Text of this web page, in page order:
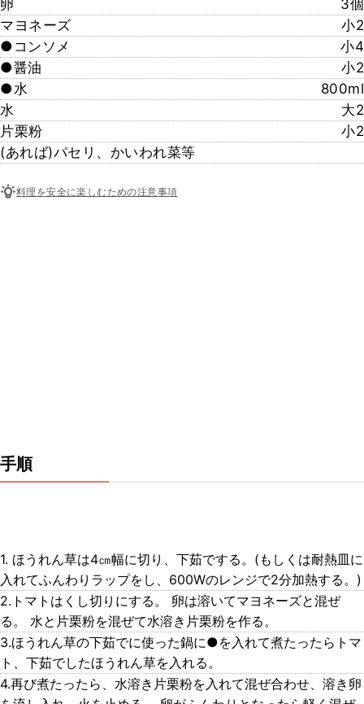
卵
3個
マヨネーズ
小2
●コンソメ
小4
●醤油
小2
●水
800ml
水
大2
片栗粉
小2
(あれば)パセリ、かいわれ菜等
料理を安全に楽しむための注意事項
手順
1. ほうれん草は4㎝幅に切り、下茹でする。(もしくは耐熱皿に
入れてふんわりラップをし、600Wのレンジで2分加熱する。)
2.トマトはくし切りにする。 卵は溶いてマヨネーズと混ぜ
る。 水と片栗粉を混ぜて水溶き片栗粉を作る。
3.ほうれん草の下茹でに使った鍋に●を入れて煮たったらトマ
ト、下茹でしたほうれん草を入れる。
4.再び煮たったら、水溶き片栗粉を入れて混ぜ合わせ、溶き卵